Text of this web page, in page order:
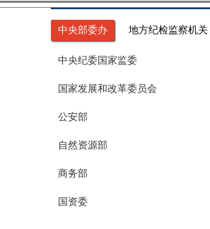
中央部委办 地方纪检监察机关
中央纪委国家监委
国家发展和改革委员会
公安部
自然资源部
商务部
国资委